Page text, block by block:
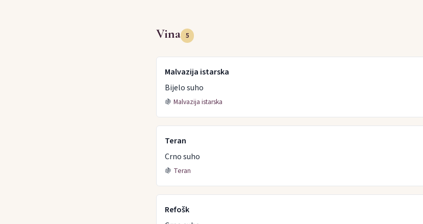
Vina 5
Malvazija istarska
Bijelo suho
🍇 Malvazija istarska
Teran
Crno suho
🍇 Teran
Refošk